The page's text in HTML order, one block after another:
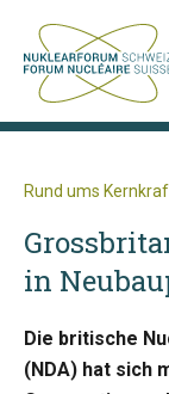
Rund ums
in
Die britische
(NDA) hat sich